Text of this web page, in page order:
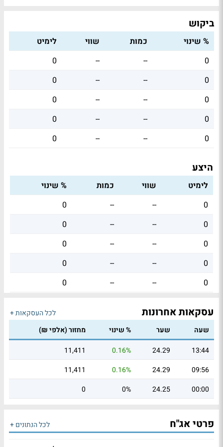
ביקוש
% שינוי כמות שווי
לימיט
0
--
--
0
0
--
--
0
0
--
--
0
0
--
--
0
0
--
--
0
היצע
לימיט שווי כמות
% שינוי
0
--
--
0
0
--
--
0
0
--
--
0
0
--
--
0
0
--
--
0
עסקאות אחרונות
לכל העסקאות +
שעה
שער % שינוי
מחזור (אלפי ₪)
13:44
24.29
0.16%
11,411
09:56
24.29
0.16%
11,411
00:00
24.25
0%
0
פרטי אג"ח לכל הנתונים +